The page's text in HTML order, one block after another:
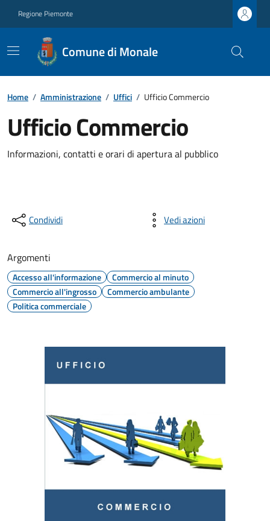
Regione Piemonte
Comune di Monale
Home / Amministrazione / Uffici / Ufficio Commercio
Ufficio Commercio
Informazioni, contatti e orari di apertura al pubblico
Condividi Vedi azioni
Argomenti
Accesso all'informazione
Commercio al minuto
Commercio all'ingrosso
Commercio ambulante
Politica commerciale